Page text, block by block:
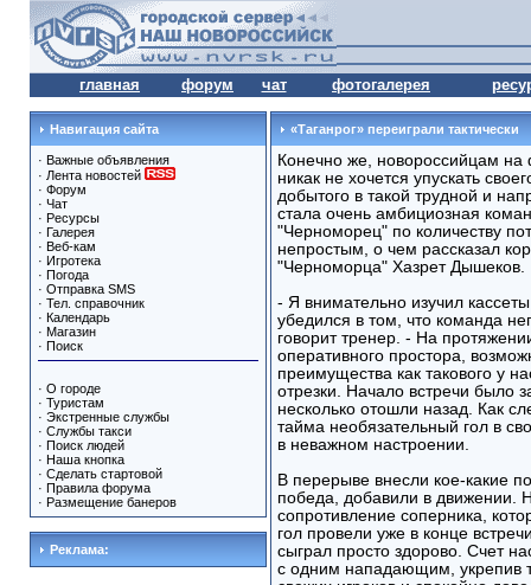
главная форум чат фотогалерея
Навигация сайта
· Важные объявления
· Лента новостей
· Форум
· Чат
· Ресурсы
· Галерея
· Веб-кам
· Игротека
· Погода
· Отправка SMS
· Тел. справочник
· Календарь
· Магазин
· Поиск
· О городе
· Туристам
· Экстренные службы
· Службы такси
· Поиск людей
· Наша кнопка
· Сделать стартовой
· Правила форума
· Размещение банеров
Реклама:
«Таганрог» переиграли тактически
Конечно же, новороссийцам на
никак не хочется упускать
добытого в такой трудной и
стала очень амбициозная
"Черноморец" по количеству
непростым, о чем рассказал
"Черноморца" Хазрет Дышеков.
- Я внимательно изучил
убедился в том, что команда
говорит тренер. - На
оперативного простора,
преимущества как такового у
отрезки. Начало встречи было
несколько отошли назад. Как
тайма необязательный гол в
в неважном настроении.
В перерыве внесли кое-какие
победа, добавили в движении.
сопротивление соперника,
гол провели уже в конце
сыграл просто здорово. Счет
с одним нападающим,